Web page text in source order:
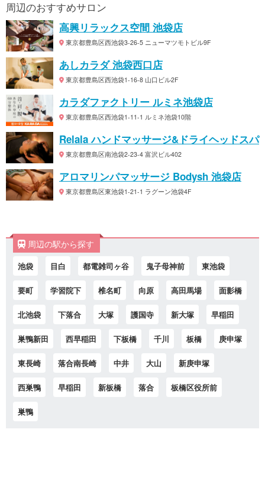
周辺のおすすめサロン
高興リラックス空間 池袋店
東京都豊島区西池袋3-26-5 ニューマツモトビル9F
あしカラダ 池袋西口店
東京都豊島区西池袋1-16-8 山口ビル2F
カラダファクトリー ルミネ池袋店
東京都豊島区西池袋1-11-1 ルミネ池袋10階
Relala ハンドマッサージ&ドライヘッドスパ
東京都豊島区南池袋2-23-4 富沢ビル402
アロマリンパマッサージ Bodysh 池袋店
東京都豊島区東池袋1-21-1 ラグーン池袋4F
周辺の駅から探す
池袋 目白 都電雑司ヶ谷 鬼子母神前 東池袋
要町 学習院下 椎名町 向原 高田馬場 面影橋
北池袋 下落合 大塚 護国寺 新大塚 早稲田
巣鴨新田 西早稲田 下板橋 千川 板橋 庚申塚
東長崎 落合南長崎 中井 大山 新庚申塚
西巣鴨 早稲田 新板橋 落合 板橋区役所前
巣鴨